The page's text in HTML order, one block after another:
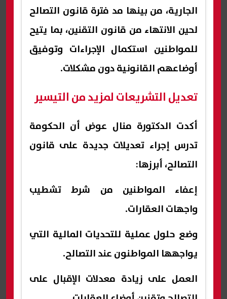
الجارية، من بينها مد فترة قانون التصالح
لحين الانتهاء من قانون التقنين، بما يتيح
للمواطنين استكمال الإجراءات وتوفيق
أوضاعهم القانونية دون مشكلات.
تعديل التشريعات لمزيد من التيسير
أكدت الدكتورة منال عوض أن الحكومة
تدرس إجراء تعديلات جديدة على قانون
التصالح، أبرزها:
إعفاء المواطنين من شرط تشطيب
واجهات العقارات.
وضع حلول عملية للتحديات المالية التي
يواجهها المواطنون عند التصالح.
العمل على زيادة معدلات الإقبال على